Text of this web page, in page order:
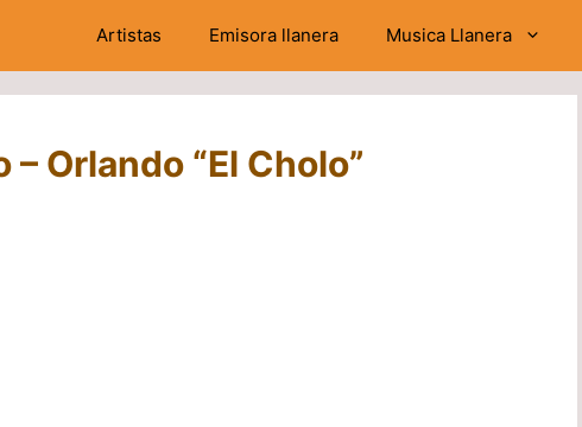
Artistas Emisora llanera Musica Llanera
Orlando “El Cholo”